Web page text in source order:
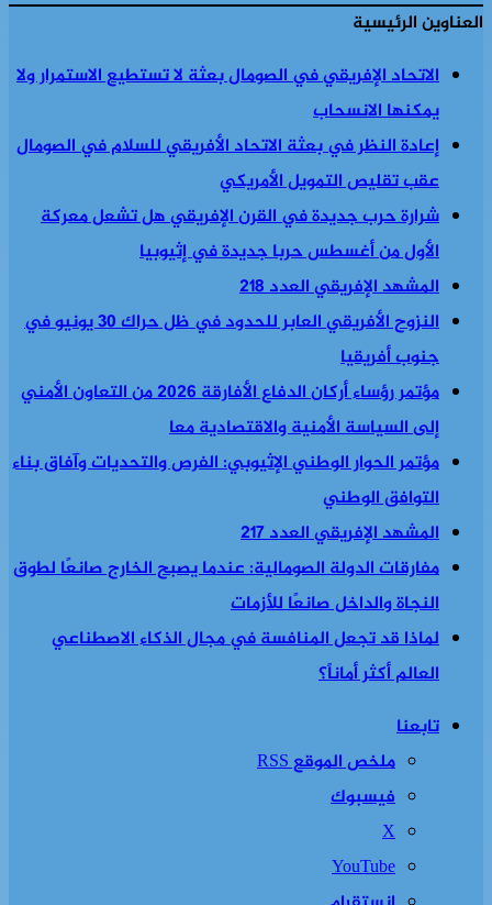
العناوين الرئيسية
الاتحاد الإفريقي في الصومال بعثة لا تستطيع الاستمرار ولا
يمكنها الانسحاب
إعادة النظر في بعثة الاتحاد الأفريقي للسلام في الصومال
عقب تقليص التمويل الأمريكي
شرارة حرب جديدة في القرن الإفريقي هل تشعل معركة
الأول من أغسطس حربا جديدة في إثيوبيا
المشهد الإفريقي العدد 218
النزوح الأفريقي العابر للحدود في ظل حراك 30 يونيو في
جنوب أفريقيا
مؤتمر رؤساء أركان الدفاع الأفارقة 2026 من التعاون الأمني
إلى السياسة الأمنية والاقتصادية معا
مؤتمر الحوار الوطني الإثيوبي: الفرص والتحديات وآفاق بناء
التوافق الوطني
المشهد الإفريقي العدد 217
مفارقات الدولة الصومالية: عندما يصبح الخارج صانعًا لطوق
النجاة والداخل صانعًا للأزمات
لماذا قد تجعل المنافسة في مجال الذكاء الاصطناعي
العالم أكثر أماناً؟
تابعنا
ملخص الموقع RSS
فيسبوك
‫X
‫YouTube